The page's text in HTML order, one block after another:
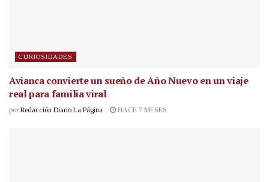
CURIOSIDADES
Avianca convierte un sueño de Año Nuevo en un viaje
real para familia viral
por Redacción Diario La Página HACE 7 MESES